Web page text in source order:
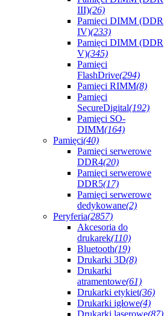
III)(26)
Pamięci DIMM (DDR
IV)(233)
Pamięci DIMM (DDR
V)(345)
Pamięci
FlashDrive(294)
Pamięci RIMM(8)
Pamięci
SecureDigital(192)
Pamięci SO-
DIMM(164)
Pamięci(40)
Pamięci serwerowe
DDR4(20)
Pamięci serwerowe
DDR5(17)
Pamięci serwerowe
dedykowane(2)
Peryferia(2857)
Akcesoria do
drukarek(110)
Bluetooth(19)
Drukarki 3D(8)
Drukarki
atramentowe(61)
Drukarki etykiet(36)
Drukarki igłowe(4)
Drukarki laserowe(87)